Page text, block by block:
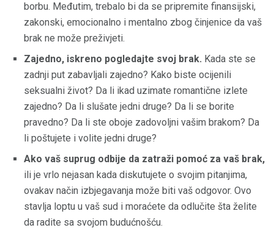
borbu. Međutim, trebalo bi da se pripremite finansijski,
zakonski, emocionalno i mentalno zbog činjenice da vaš
brak ne može preživjeti.
Zajedno, iskreno pogledajte svoj brak. Kada ste se
zadnji put zabavljali zajedno? Kako biste ocijenili
seksualni život? Da li ikad uzimate romantične izlete
zajedno? Da li slušate jedni druge? Da li se borite
pravedno? Da li ste oboje zadovoljni vašim brakom? Da
li poštujete i volite jedni druge?
Ako vaš suprug odbije da zatraži pomoć za vaš brak,
ili je vrlo nejasan kada diskutujete o svojim pitanjima,
ovakav način izbjegavanja može biti vaš odgovor. Ovo
stavlja loptu u vaš sud i moraćete da odlučite šta želite
da radite sa svojom budućnošću.